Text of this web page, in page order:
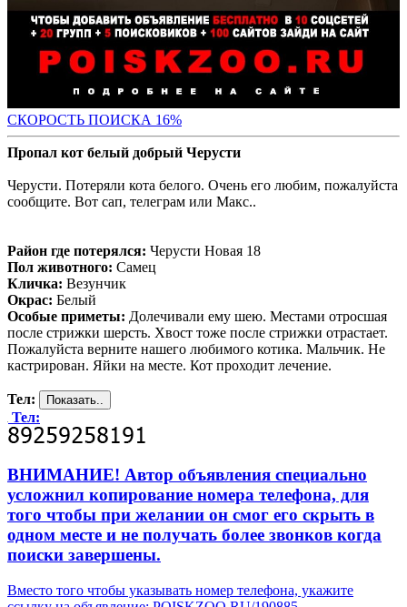
СКОРОСТЬ ПОИСКА 16%
Пропал кот белый добрый Черусти
Черусти. Потеряли кота белого. Очень его любим, пожалуйста
сообщите. Вот сап, телеграм или Макс..
Район где потерялся: Черусти Новая 18
Пол животного: Самец
Кличка: Везунчик
Окрас: Белый
Особые приметы: Долечивали ему шею. Местами отросшая
после стрижки шерсть. Хвост тоже после стрижки отрастает.
Пожалуйста верните нашего любимого котика. Мальчик. Не
кастрирован. Яйки на месте. Кот проходит лечение.
Тел:
Тел:
ВНИМАНИЕ! Автор объявления специально
усложнил копирование номера телефона, для
того чтобы при желании он смог его скрыть в
одном месте и не получать более звонков когда
поиски завершены.
Вместо того чтобы указывать номер телефона, укажите